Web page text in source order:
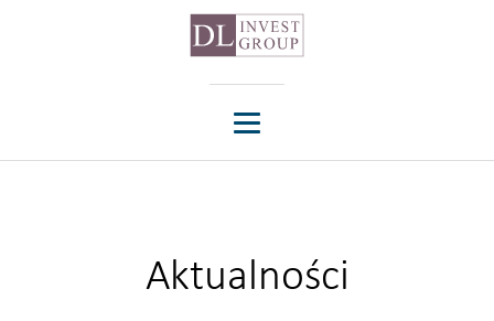
Aktualności